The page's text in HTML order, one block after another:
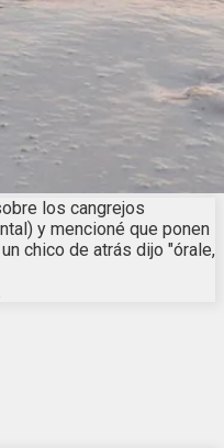
los cangrejos
y mencioné que ponen
chico de atrás dijo "órale,